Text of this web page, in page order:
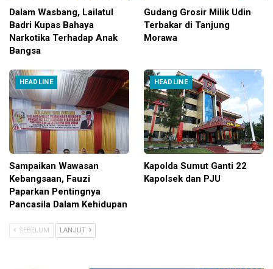
Dalam Wasbang, Lailatul
Badri Kupas Bahaya
Narkotika Terhadap Anak
Bangsa
Gudang Grosir Milik Udin
Terbakar di Tanjung
Morawa
HEADLINE
Sampaikan Wawasan
Kebangsaan, Fauzi
Paparkan Pentingnya
Pancasila Dalam Kehidupan
HEADLINE
Kapolda Sumut Ganti 22
Kapolsek dan PJU
SEBELUM LANJUT